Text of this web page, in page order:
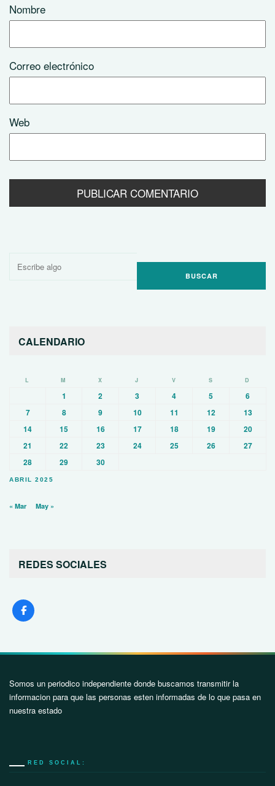
Nombre
Correo electrónico
Web
Buscar
CALENDARIO
ABRIL 2025
L M X J V S D
1 2 3 4 5
6
7
8 9 10 11 12
13
14
15 16 17 18 19
20
21
22 23 24 25 26
27
28
29 30
« Mar May »
REDES SOCIALES
Somos un periodico independiente donde buscamos transmitir la
informacion para que las personas esten informadas de lo que pasa en
nuestra estado
RED SOCIAL: